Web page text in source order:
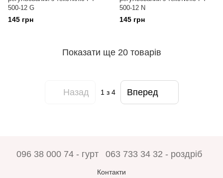
500-12 G
145 грн
500-12 N
145 грн
Показати ще 20 товарів
Назад 1 з 4 Вперед
096 38 000 74 - гурт 063 733 34 32 - роздріб
Контакти